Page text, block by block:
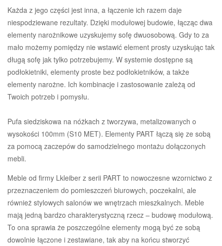
Każda z jego części jest inna, a łączenie ich razem daje
niespodziewane rezultaty. Dzięki modułowej budowie, łącząc dwa
elementy narożnikowe uzyskujemy sofę dwuosobową. Gdy to za
mało możemy pomiędzy nie wstawić element prosty uzyskując tak
długą sofę jak tylko potrzebujemy. W systemie dostępne są
podłokietniki, elementy proste bez podłokietników, a także
elementy narożne. Ich kombinacje i zastosowanie zależą od
Twoich potrzeb i pomysłu.
Pufa siedziskowa na nóżkach z tworzywa, metalizowanych o
wysokości 100mm (S10 MET). Elementy PART łączą się ze sobą
za pomocą zaczepów do samodzielnego montażu dołączonych
mebli.
Meble od firmy Lkleiber z serii PART to nowoczesne wzornictwo z
przeznaczeniem do pomieszczeń biurowych, poczekalni, ale
również stylowych salonów we wnętrzach mieszkalnych. Meble
mają jedną bardzo charakterystyczną rzecz – budowę modułową.
To ona sprawia że poszczególne elementy mogą być ze sobą
dowolnie łączone i zestawiane, tak aby na końcu stworzyć